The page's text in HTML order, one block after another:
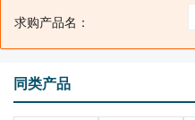
求购产品名：
同类产品